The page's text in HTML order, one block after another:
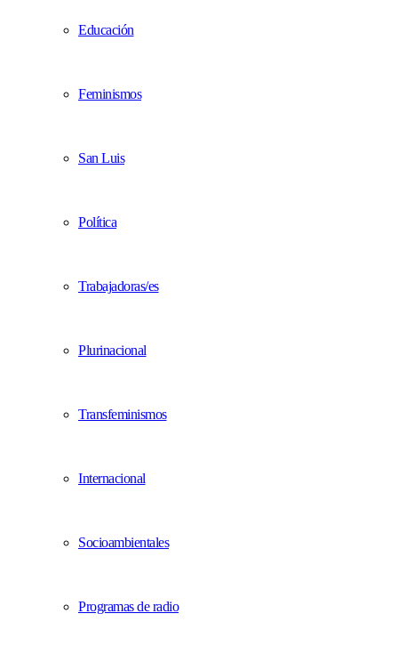
Educación
Feminismos
San Luis
Política
Trabajadoras/es
Plurinacional
Transfeminismos
Internacional
Socioambientales
Programas de radio